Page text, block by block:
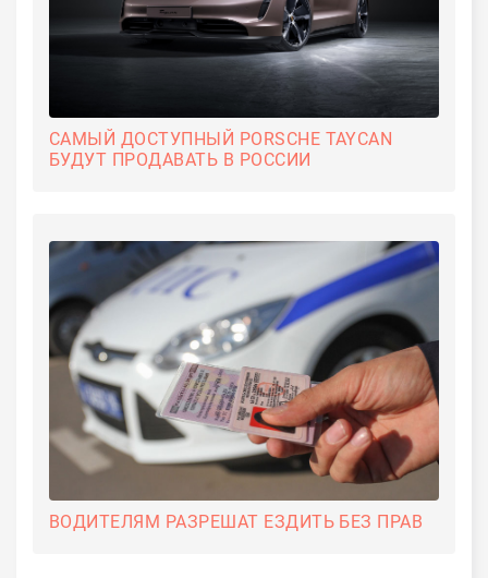
САМЫЙ ДОСТУПНЫЙ PORSCHE TAYCAN
БУДУТ ПРОДАВАТЬ В РОССИИ
ВОДИТЕЛЯМ РАЗРЕШАТ ЕЗДИТЬ БЕЗ ПРАВ